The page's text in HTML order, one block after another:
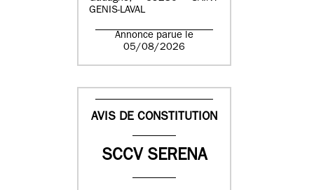
GENIS-LAVAL
Annonce parue le
05/08/2026
AVIS DE CONSTITUTION
SCCV SERENA